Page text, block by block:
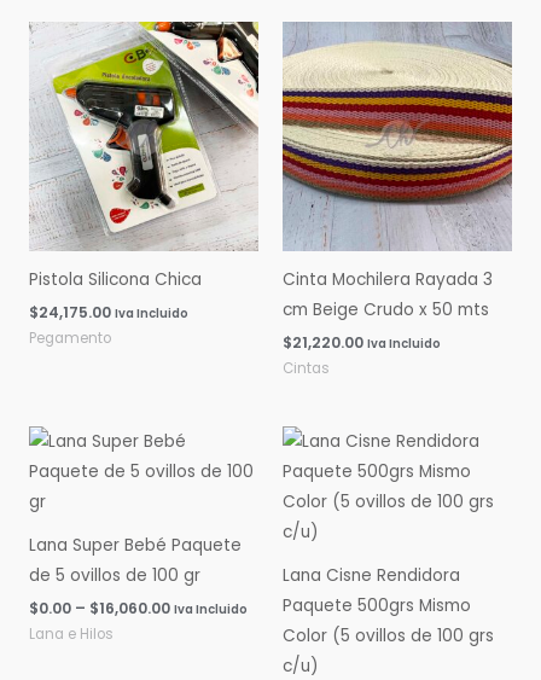
Pistola Silicona Chica
$24,175.00 Iva Incluido
Pegamento
Cinta Mochilera Rayada 3
cm Beige Crudo x 50 mts
$21,220.00 Iva Incluido
Cintas
Lana Super Bebé Paquete
de 5 ovillos de 100 gr
$0.00 – $16,060.00
Rango
de
precios:
$16,060.00
Iva Incluido
Lana e Hilos
Lana Cisne Rendidora
Paquete 500grs Mismo
Color (5 ovillos de 100 grs
c/u)
Rango
de
precios:
desde
$0.00